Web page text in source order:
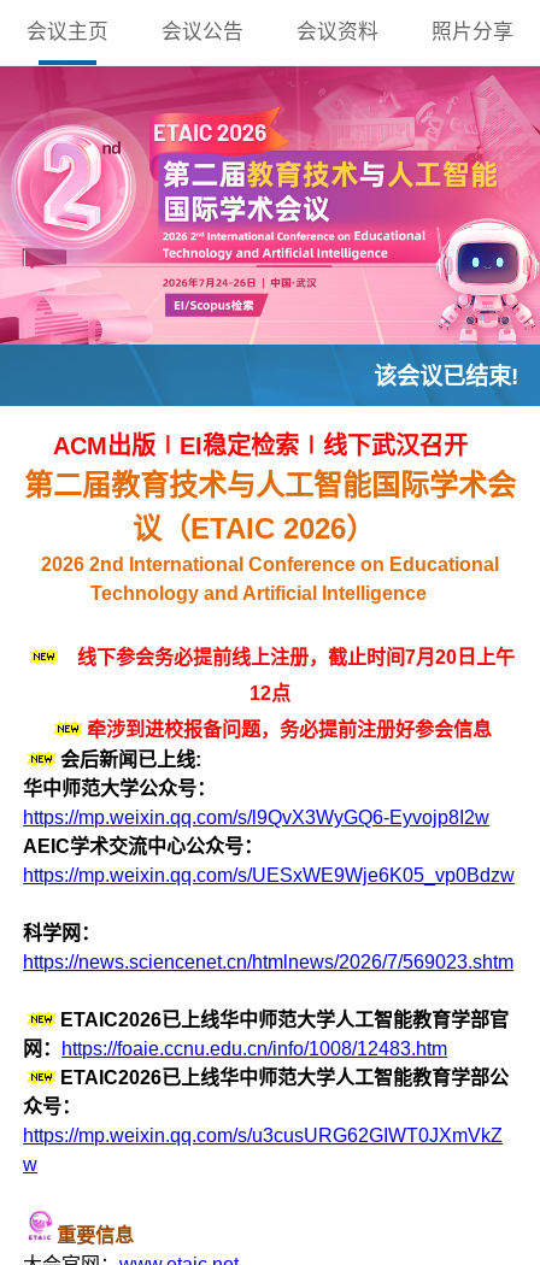
会议主页 会议公告 会议资料 照片分享
该会议已结束!
ACM出版∣EI稳定检索∣线下武汉召开
第二届教育技术与人工智能国际学术会
议（ETAIC 2026）
2026 2nd International Conference on Educational
Technology and Artificial Intelligence
线下参会务必提前线上注册，截止时间7月20日上午
12点
牵涉到进校报备问题，务必提前注册好参会信息
会后新闻已上线:
华中师范大学公众号：
https://mp.weixin.qq.com/s/l9QvX3WyGQ6-Eyvojp8I2w
AEIC学术交流中心公众号：
https://mp.weixin.qq.com/s/UESxWE9Wje6K05_vp0Bdzw
科学网：
https://news.sciencenet.cn/htmlnews/2026/7/569023.shtm
ETAIC2026已上线华中师范大学人工智能教育学部官
网：
https://foaie.ccnu.edu.cn/info/1008/12483.htm
ETAIC2026已上线华中师范大学人工智能教育学部公
众号：
https://mp.weixin.qq.com/s/u3cusURG62GIWT0JXmVkZ
w
重要信息